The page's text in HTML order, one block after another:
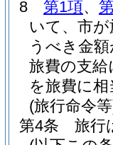
8
第1項、
いて、市
うべき金
旅費の支給
を旅費に
(旅行命令
第4条
旅行